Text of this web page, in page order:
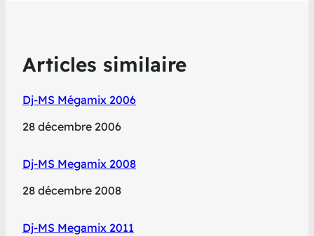
Articles similaire
Dj-MS Mégamix 2006
Date
28 décembre 2006
Dj-MS Megamix 2008
Date
28 décembre 2008
Dj-MS Megamix 2011